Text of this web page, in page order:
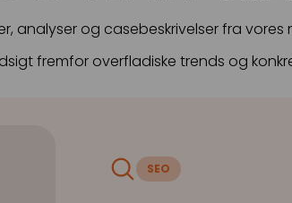
Bing Ads
analyser og casebeskrivelser fra
fremfor overfladiske trends og
SEO